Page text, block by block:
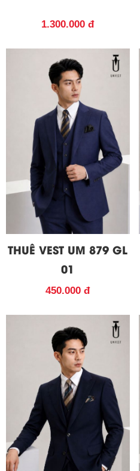
1.300.000 đ
THUÊ VEST UM 879 GL
01
450.000 đ